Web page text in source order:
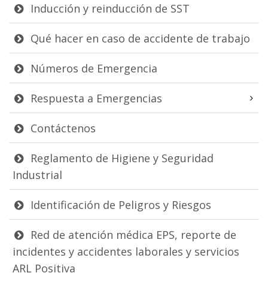
Inducción y reinducción de SST
Qué hacer en caso de accidente de trabajo
Números de Emergencia
Respuesta a Emergencias
Contáctenos
Reglamento de Higiene y Seguridad
Industrial
Identificación de Peligros y Riesgos
Red de atención médica EPS, reporte de
incidentes y accidentes laborales y servicios
ARL Positiva